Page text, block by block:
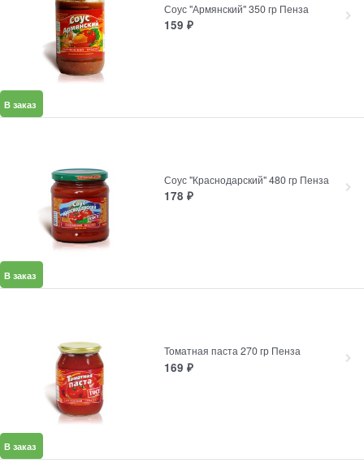
Соус "Армянский" 350 гр Пенза
159 ₽
В заказ
Соус "Краснодарский" 480 гр Пенза
178 ₽
В заказ
Томатная паста 270 гр Пенза
169 ₽
В заказ